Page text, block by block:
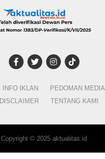
INFO IKLAN
PEDOMAN
DISCLAIMER
TENTANG KAMI
Copyright © 2025 aktualitas.id